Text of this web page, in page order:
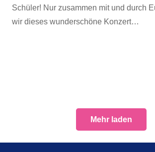
Schüler! Nur zusammen mit und durch
wir dieses wunderschöne Konzert…
Mehr laden